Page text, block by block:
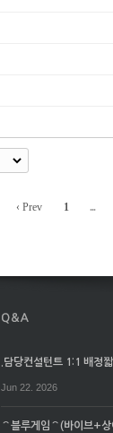
‹ Prev 1 ...
.담당컨설턴트 1:1 배정짧
Jun 22. 2026
⌒블루게임⌒(바이브+상